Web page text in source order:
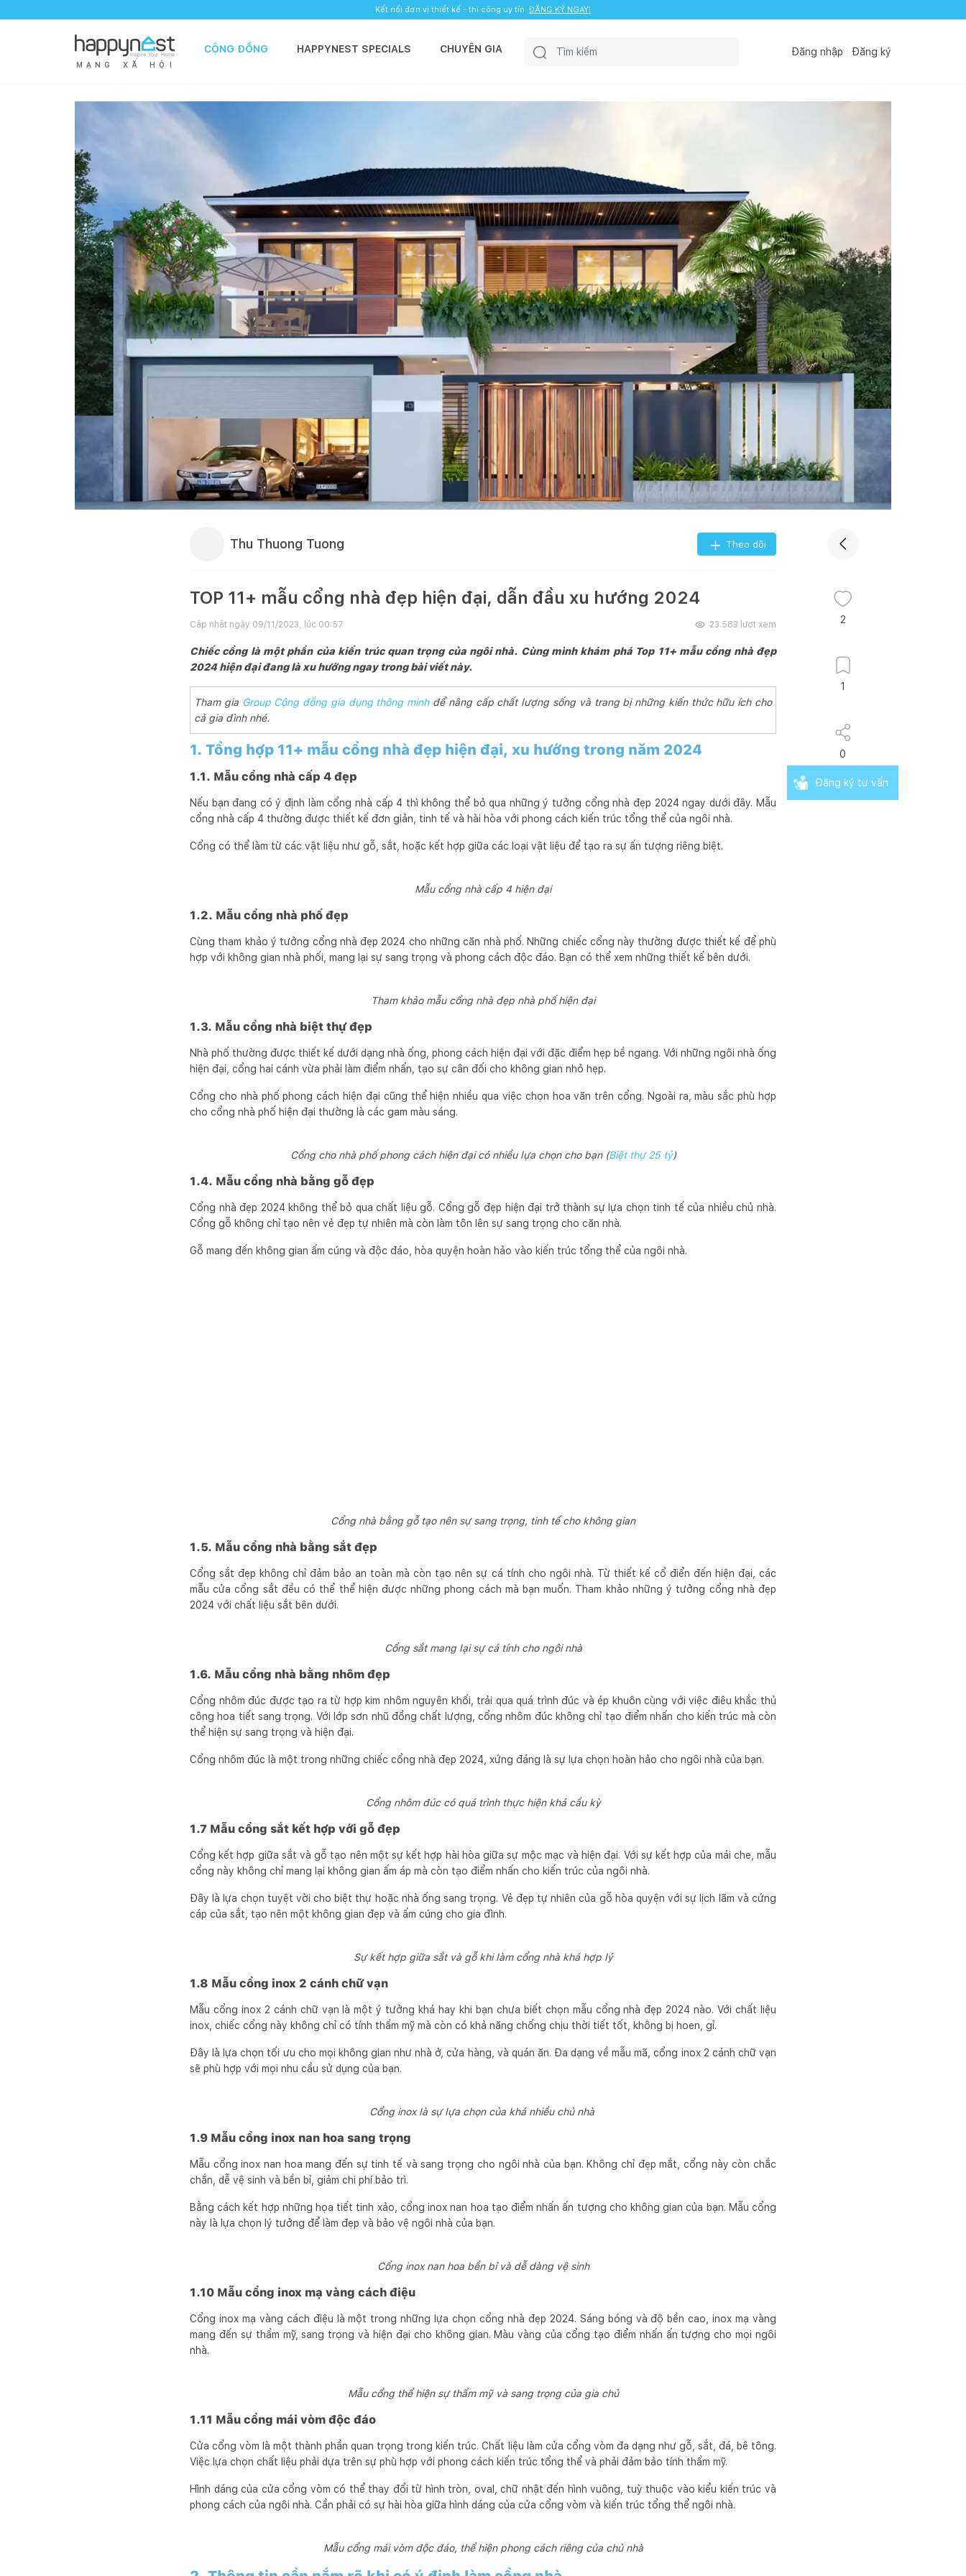
Kết nối đơn vị thiết kế - thi công uy tín. ĐĂNG KÝ NGAY!
M Ạ N G X Ã H Ộ I
CỘNG ĐỒNG HAPPYNEST SPECIALS CHUYÊN GIA Đăng nhập Đăng ký
Thu Thuong Tuong Theo dõi
TOP 11+ mẫu cổng nhà đẹp hiện đại, dẫn đầu xu hướng 2024
Cập nhật ngày 09/11/2023, lúc 00:57 23.583 lượt xem
Chiếc cổng là một phần của kiến trúc quan trọng của ngôi nhà. Cùng mình khám phá Top 11+ mẫu cổng nhà đẹp
2024 hiện đại đang là xu hướng ngay trong bài viết này.
Tham gia Group Cộng đồng gia dụng thông minhđể nâng cấp chất lượng sống và trang bị những kiến thức hữu ích cho
cả gia đình nhé.
1. Tổng hợp 11+ mẫu cổng nhà đẹp hiện đại, xu hướng trong năm 2024
1.1. Mẫu cổng nhà cấp 4 đẹp
Nếu bạn đang có ý định làm cổng nhà cấp 4 thì không thể bỏ qua những ý tưởng cổng nhà đẹp 2024 ngay dưới đây. Mẫu
cổng nhà cấp 4 thường được thiết kế đơn giản, tinh tế và hài hòa với phong cách kiến trúc tổng thể của ngôi nhà.
Cổng có thể làm từ các vật liệu như gỗ, sắt, hoặc kết hợp giữa các loại vật liệu để tạo ra sự ấn tượng riêng biệt.
Mẫu cổng nhà cấp 4 hiện đại
1.2. Mẫu cổng nhà phố đẹp
Cùng tham khảo ý tưởng cổng nhà đẹp 2024 cho những căn nhà phố. Những chiếc cổng này thường được thiết kế để phù
hợp với không gian nhà phối, mang lại sự sang trọng và phong cách độc đáo. Bạn có thể xem những thiết kế bên dưới.
Tham khảo mẫu cổng nhà đẹp nhà phố hiện đại
1.3. Mẫu cổng nhà biệt thự đẹp
Nhà phố thường được thiết kế dưới dạng nhà ống, phong cách hiện đại với đặc điểm hẹp bề ngang. Với những ngôi nhà ống
hiện đại, cổng hai cánh vừa phải làm điểm nhấn, tạo sự cân đối cho không gian nhỏ hẹp.
Cổng cho nhà phố phong cách hiện đại cũng thể hiện nhiều qua việc chọn hoa văn trên cổng. Ngoài ra, màu sắc phù hợp
cho cổng nhà phố hiện đại thường là các gam màu sáng.
Cổng cho nhà phố phong cách hiện đại có nhiều lựa chọn cho bạn (Biệt thự 25 tỷ)
1.4. Mẫu cổng nhà bằng gỗ đẹp
Cổng nhà đẹp 2024 không thể bỏ qua chất liệu gỗ. Cổng gỗ đẹp hiện đại trở thành sự lựa chọn tinh tế của nhiều chủ nhà.
Cổng gỗ không chỉ tạo nên vẻ đẹp tự nhiên mà còn làm tôn lên sự sang trọng cho căn nhà.
Gỗ mang đến không gian ấm cúng và độc đáo, hòa quyện hoàn hảo vào kiến trúc tổng thể của ngôi nhà.
Cổng nhà bằng gỗ tạo nên sự sang trọng, tinh tế cho không gian
1.5. Mẫu cổng nhà bằng sắt đẹp
Cổng sắt đẹp không chỉ đảm bảo an toàn mà còn tạo nên sự cá tính cho ngôi nhà. Từ thiết kế cổ điển đến hiện đại, các
mẫu cửa cổng sắt đều có thể thể hiện được những phong cách mà bạn muốn. Tham khảo những ý tưởng cổng nhà đẹp
2024 với chất liệu sắt bên dưới.
Cổng sắt mang lại sự cá tính cho ngôi nhà
1.6. Mẫu cổng nhà bằng nhôm đẹp
Cổng nhôm đúc được tạo ra từ hợp kim nhôm nguyên khối, trải qua quá trình đúc và ép khuôn cùng với việc điêu khắc thủ
công hoa tiết sang trọng. Với lớp sơn nhũ đồng chất lượng, cổng nhôm đúc không chỉ tạo điểm nhấn cho kiến trúc mà còn
thể hiện sự sang trọng và hiện đại.
Cổng nhôm đúc là một trong những chiếc cổng nhà đẹp 2024, xứng đáng là sự lựa chọn hoàn hảo cho ngôi nhà của bạn.
Cổng nhôm đúc có quá trình thực hiện khá cầu kỳ
1.7 Mẫu cổng sắt kết hợp với gỗ đẹp
Cổng kết hợp giữa sắt và gỗ tạo nên một sự kết hợp hài hòa giữa sự mộc mạc và hiện đại. Với sự kết hợp của mái che, mẫu
cổng này không chỉ mang lại không gian ấm áp mà còn tạo điểm nhấn cho kiến trúc của ngôi nhà.
Đây là lựa chọn tuyệt vời cho biệt thự hoặc nhà ống sang trọng. Vẻ đẹp tự nhiên của gỗ hòa quyện với sự lịch lãm và cứng
cáp của sắt, tạo nên một không gian đẹp và ấm cúng cho gia đình.
Sự kết hợp giữa sắt và gỗ khi làm cổng nhà khá hợp lý
1.8 Mẫu cổng inox 2 cánh chữ vạn
Mẫu cổng inox 2 cánh chữ vạn là một ý tưởng khá hay khi bạn chưa biết chọn mẫu cổng nhà đẹp 2024 nào. Với chất liệu
inox, chiếc cổng này không chỉ có tính thẩm mỹ mà còn có khả năng chống chịu thời tiết tốt, không bị hoen, gỉ.
Đây là lựa chọn tối ưu cho mọi không gian như nhà ở, cửa hàng, và quán ăn. Đa dạng về mẫu mã, cổng inox 2 cánh chữ vạn
sẽ phù hợp với mọi nhu cầu sử dụng của bạn.
Cổng inox là sự lựa chọn của khá nhiều chủ nhà
1.9 Mẫu cổng inox nan hoa sang trọng
Mẫu cổng inox nan hoa mang đến sự tinh tế và sang trọng cho ngôi nhà của bạn. Không chỉ đẹp mắt, cổng này còn chắc
chắn, dễ vệ sinh và bền bỉ, giảm chi phí bảo trì.
Bằng cách kết hợp những họa tiết tinh xảo, cổng inox nan hoa tạo điểm nhấn ấn tượng cho không gian của bạn. Mẫu cổng
này là lựa chọn lý tưởng để làm đẹp và bảo vệ ngôi nhà của bạn.
Cổng inox nan hoa bền bỉ và dễ dàng vệ sinh
1.10 Mẫu cổng inox mạ vàng cách điệu
Cổng inox mạ vàng cách điệu là một trong những lựa chọn cổng nhà đẹp 2024. Sáng bóng và độ bền cao, inox mạ vàng
mang đến sự thẩm mỹ, sang trọng và hiện đại cho không gian. Màu vàng của cổng tạo điểm nhấn ấn tượng cho mọi ngôi
nhà.
Mẫu cổng thể hiện sự thẩm mỹ và sang trọng của gia chủ
1.11 Mẫu cổng mái vòm độc đáo
Cửa cổng vòm là một thành phần quan trọng trong kiến trúc. Chất liệu làm cửa cổng vòm đa dạng như gỗ, sắt, đá, bê tông.
Việc lựa chọn chất liệu phải dựa trên sự phù hợp với phong cách kiến trúc tổng thể và phải đảm bảo tính thẩm mỹ.
Hình dáng của cửa cổng vòm có thể thay đổi từ hình tròn, oval, chữ nhật đến hình vuông, tuỳ thuộc vào kiểu kiến trúc và
phong cách của ngôi nhà. Cần phải có sự hài hòa giữa hình dáng của cửa cổng vòm và kiến trúc tổng thể ngôi nhà.
Mẫu cổng mái vòm độc đáo, thể hiện phong cách riêng của chủ nhà
2
1
0
Đăng ký tư vấn